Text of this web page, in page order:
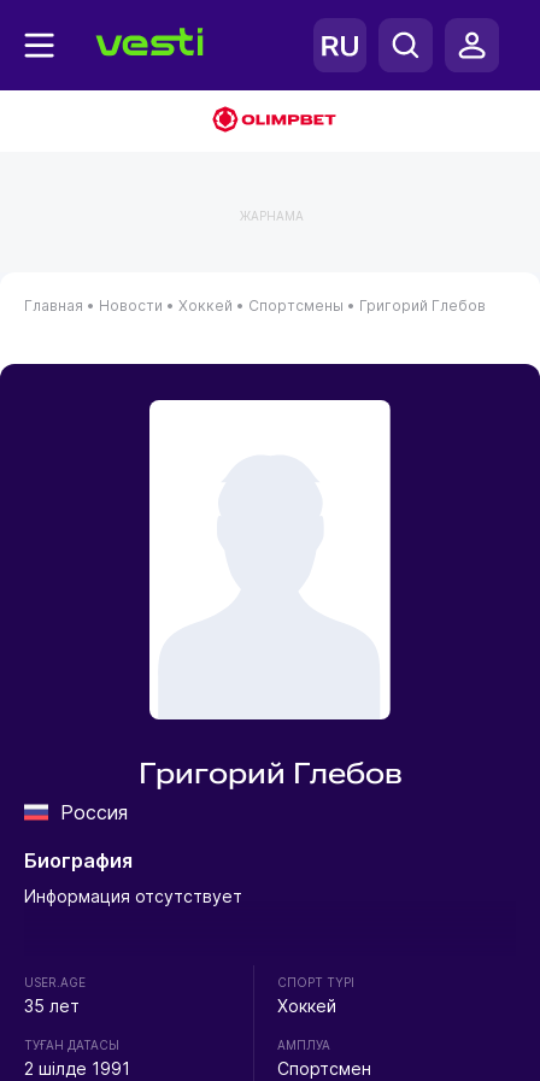
ЖАРНАМА
Главная • Новости • Хоккей • Спортсмены • Григорий Глебов
Григорий Глебов
Россия
Биография
Информация отсутствует
USER.AGE
35 лет
ТУҒАН ДАТАСЫ
2 шілде 1991
СПОРТ ТҮРІ
Хоккей
АМПЛУА
Спортсмен